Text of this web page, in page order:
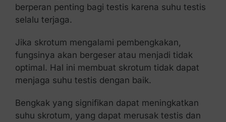
berperan penting bagi testis karena suhu testis
selalu terjaga.
Jika skrotum mengalami pembengkakan,
fungsinya akan bergeser atau menjadi tidak
optimal. Hal ini membuat skrotum tidak dapat
menjaga suhu testis dengan baik.
Bengkak yang signifikan dapat meningkatkan
suhu skrotum, yang dapat merusak testis dan